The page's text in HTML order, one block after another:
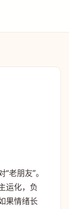
老朋友”。
运化，负
果情绪长